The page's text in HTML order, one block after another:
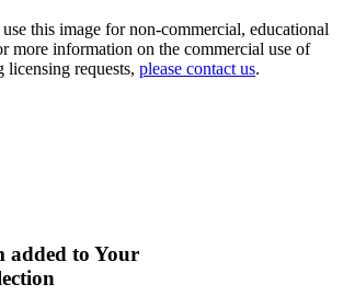
this image for non-commercial, educational
more information on the commercial use of
requests, please contact us.
added to Your